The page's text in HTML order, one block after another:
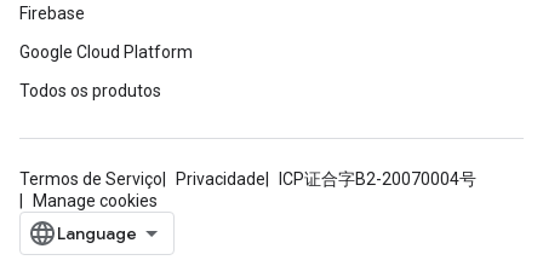
Firebase
Google Cloud Platform
Todos os produtos
Termos de Serviço Privacidade
ICP证合字B2-20070004号
Manage cookies